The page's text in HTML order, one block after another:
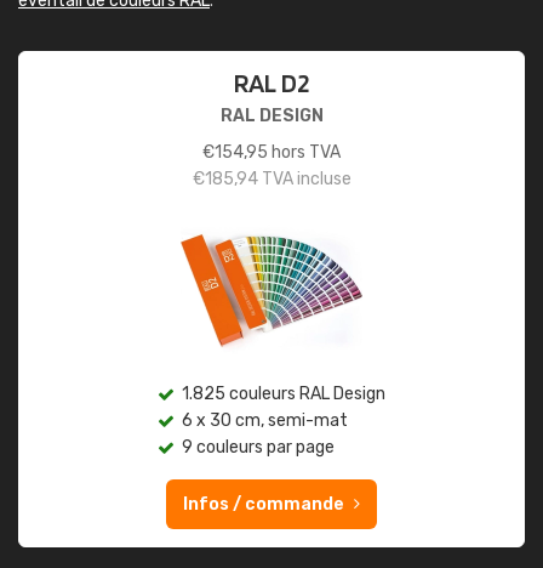
RAL D2
RAL DESIGN
€154,95 hors TVA
€185,94TVA incluse
1.825 couleurs RAL Design
6 x 30 cm, semi-mat
9 couleurs par page
Infos / commande